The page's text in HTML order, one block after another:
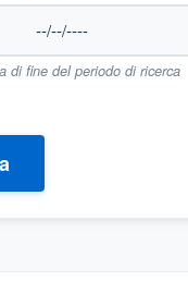
di fine del periodo di ricerca